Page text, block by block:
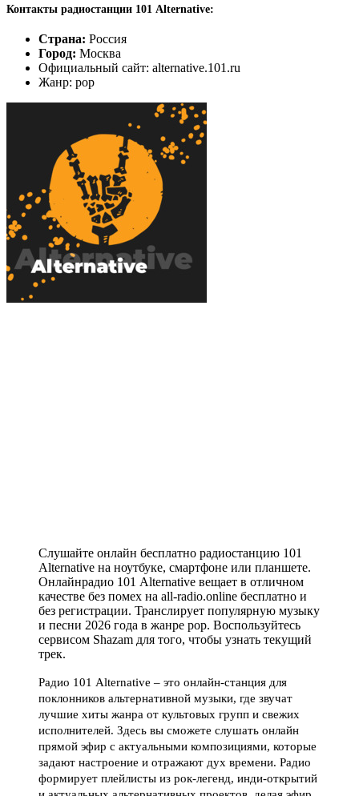
Контакты радиостанции 101 Alternative:
Страна: Россия
Город: Москва
Официальный сайт: alternative.101.ru
Жанр: pop
Слушайте онлайн бесплатно радиостанцию 101
Alternative на ноутбуке, смартфоне или планшете.
Онлайнрадио 101 Alternative вещает в отличном
качестве без помех на all-radio.online бесплатно и
без регистрации. Транслирует популярную музыку
и песни 2026 года в жанре pop. Воспользуйтесь
сервисом Shazam для того, чтобы узнать текущий
трек.
Радио 101 Alternative – это онлайн-станция для
поклонников альтернативной музыки, где звучат
лучшие хиты жанра от культовых групп и свежих
исполнителей. Здесь вы сможете слушать онлайн
прямой эфир с актуальными композициями, которые
задают настроение и отражают дух времени. Радио
формирует плейлисты из рок-легенд, инди-открытий